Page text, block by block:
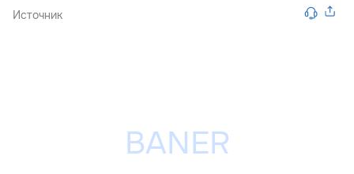
Источник